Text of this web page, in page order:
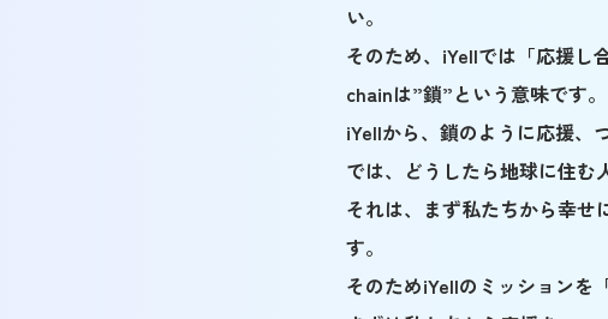
い。
そのため、iYellでは「応援し
chainは”鎖”という意味です。
iYellから、鎖のように応援、
では、どうしたら地球に住む
それは、まず私たちから幸せ
す。
そのためiYellのミッションを